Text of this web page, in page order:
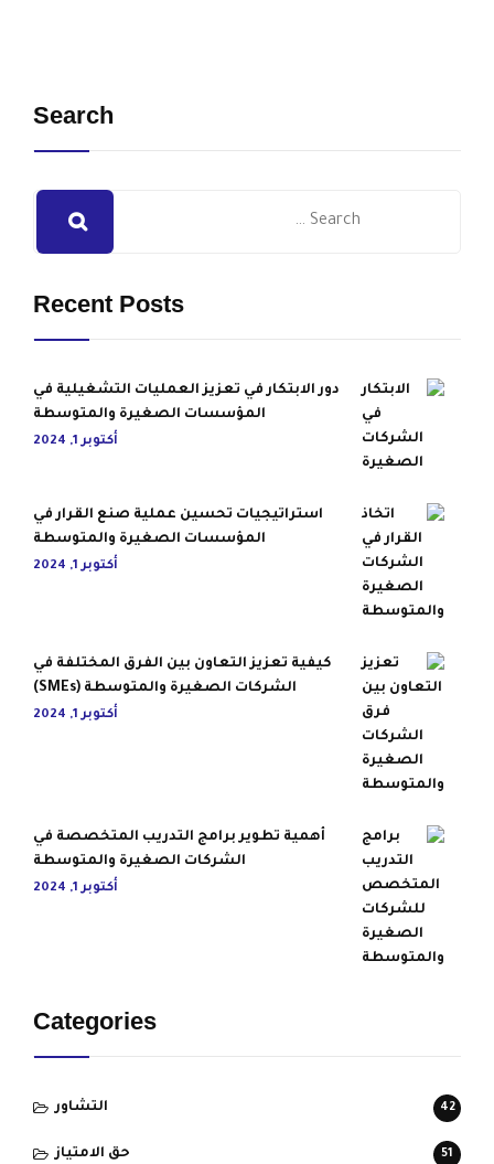
Search
Recent Posts
دور الابتكار في تعزيز العمليات التشغيلية في
المؤسسات الصغيرة والمتوسطة
أكتوبر 1, 2024
استراتيجيات تحسين عملية صنع القرار في
المؤسسات الصغيرة والمتوسطة
أكتوبر 1, 2024
كيفية تعزيز التعاون بين الفرق المختلفة في
الشركات الصغيرة والمتوسطة (SMEs)
أكتوبر 1, 2024
أهمية تطوير برامج التدريب المتخصصة في
الشركات الصغيرة والمتوسطة
أكتوبر 1, 2024
Categories
التشاور 42
حق الامتياز 51